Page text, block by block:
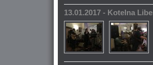
13.01.2017 - Kotelna